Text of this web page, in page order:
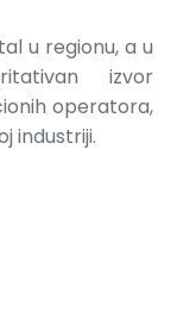
u regionu, a u
izvor
operatora,
industriji.